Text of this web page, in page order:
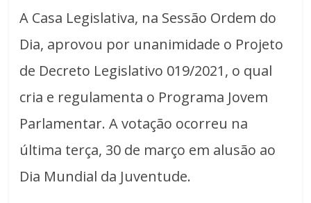
A Casa Legislativa, na Sessão Ordem do
Dia, aprovou por unanimidade o Projeto
de Decreto Legislativo 019/2021, o qual
cria e regulamenta o Programa Jovem
Parlamentar. A votação ocorreu na
última terça, 30 de março em alusão ao
Dia Mundial da Juventude.